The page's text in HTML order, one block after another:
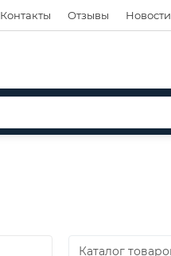
Контакты Отзывы Новости